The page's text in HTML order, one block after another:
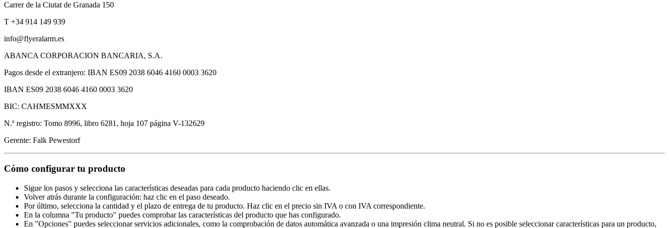
Carrer de la Ciutat de Granada 150
T +34 914 149 939
info@flyeralarm.es
ABANCA CORPORACION BANCARIA, S.A.
Pagos desde el extranjero: IBAN ES09 2038 6046 4160 0003 3620
IBAN ES09 2038 6046 4160 0003 3620
BIC: CAHMESMMXXX
N.º registro: Tomo 8996, libro 6281, hoja 107 página V-132629
Gerente: Falk Pewestorf
Cómo configurar tu producto
Sigue los pasos y selecciona las características deseadas para cada producto haciendo clic en ellas.
Volver atrás durante la configuración: haz clic en el paso deseado.
Por último, selecciona la cantidad y el plazo de entrega de tu producto. Haz clic en el precio sin IVA o con IVA correspondiente.
En la columna "Tu producto" puedes comprobar las características del producto que has configurado.
En "Opciones" puedes seleccionar servicios adicionales, como la comprobación de datos automática avanzada o una impresión clima neutral. Si no es posible seleccionar características para un producto,